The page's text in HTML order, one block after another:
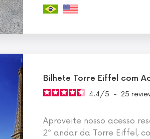
Bilhete Torre Eiffel com
4.4/5 - 25
Aproveite nosso acesso
2º andar da Torre Eiffel,